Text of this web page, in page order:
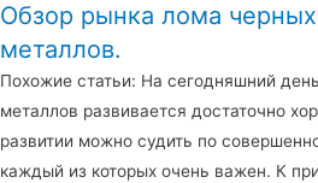
Обзор рынка лома
металлов.
Похожие статьи: На сегодняшний
металлов развивается достаточно
развитии можно судить по
каждый из которых очень важен. К